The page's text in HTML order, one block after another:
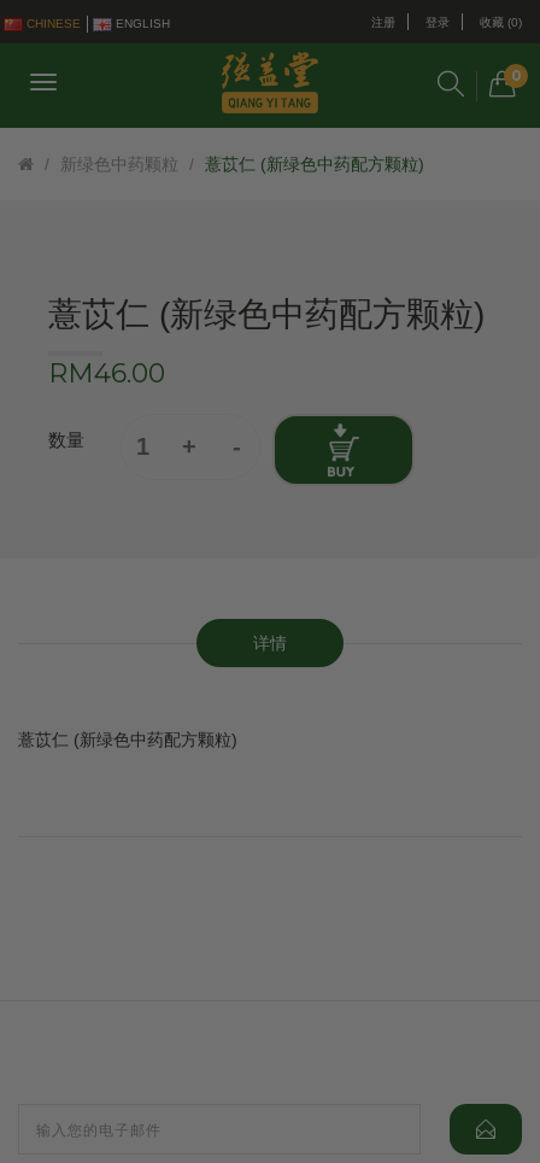
CHINESE ENGLISH 注册 登录 收藏 (0)
0
新绿色中药颗粒 薏苡仁 (新绿色中药配方颗粒)
薏苡仁 (新绿色中药配方颗粒)
RM46.00
数量
详情
薏苡仁 (新绿色中药配方颗粒)